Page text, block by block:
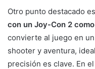
Otro punto destacado
con un Joy-Con 2
convierte al juego en
shooter y aventura,
precisión es clave. En